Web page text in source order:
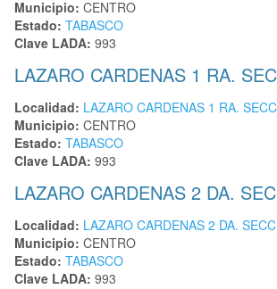
Municipio: CENTRO
Estado: TABASCO
Clave LADA: 993
LAZARO CARDENAS 1 RA.
Localidad: LAZARO CARDENAS 1 RA.
Municipio: CENTRO
Estado: TABASCO
Clave LADA: 993
LAZARO CARDENAS 2 DA.
Localidad: LAZARO CARDENAS 2 DA.
Municipio: CENTRO
Estado: TABASCO
Clave LADA: 993